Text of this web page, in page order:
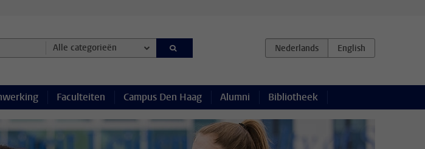
Alle categorieën
Faculteiten Campus Den Haag Alumni Bibliotheek